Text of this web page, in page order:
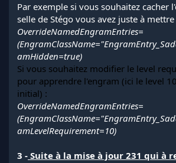
Par exemple si vous souhaitez cacher
selle de Stégo vous avez juste à mettre
OverrideNamedEngramEntries=
amHidden=true)
Si vous souhaitez modifier le level
pour apprendre l'engram (ici le level
initial) :
OverrideNamedEngramEntries=
amLevelRequirement=10)
3 - Suite à la mise à jour 231 qui à